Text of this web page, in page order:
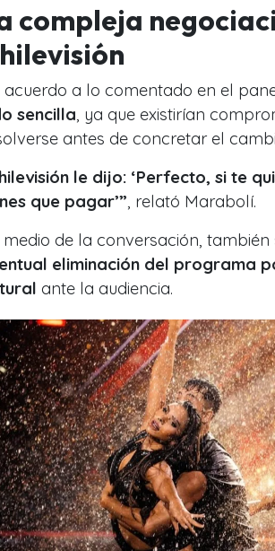
compleja
acuerdo a lo comentado en el
sencilla , ya que existirían
antes de concretar el
le dijo: ‘Perfecto, si te
que pagar’” , relató Marabolí.
medio de la conversación,
eliminación del programa
ante la audiencia.